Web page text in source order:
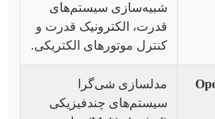
شبیه‌سازی سیستم‌های
قدرت، الکترونیک قدرت و
کنترل موتورهای الکتریکی.
مدلسازی شی‌گرا
سیستم‌های چندفیزیکی